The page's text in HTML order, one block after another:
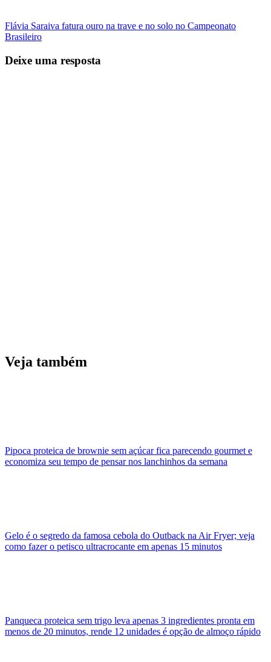
Flávia Saraiva fatura ouro na trave e no solo no Campeonato
Brasileiro
Deixe uma resposta
Veja também
Pipoca proteica de brownie sem açúcar fica parecendo gourmet e
economiza seu tempo de pensar nos lanchinhos da semana
Gelo é o segredo da famosa cebola do Outback na Air Fryer; veja
como fazer o petisco ultracrocante em apenas 15 minutos
Panqueca proteica sem trigo leva apenas 3 ingredientes pronta em
menos de 20 minutos, rende 12 unidades é opção de almoço rápido